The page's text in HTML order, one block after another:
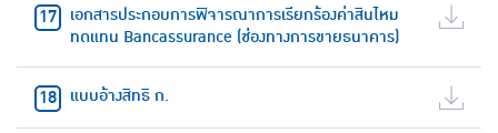
เอกสารประกอบการพิจารณาการเรียกร้องค่าสินไหม
ทดแทน Bancassurance (ช่องทางการขายธนาคาร)
แบบอ้างสิทธิ ก.